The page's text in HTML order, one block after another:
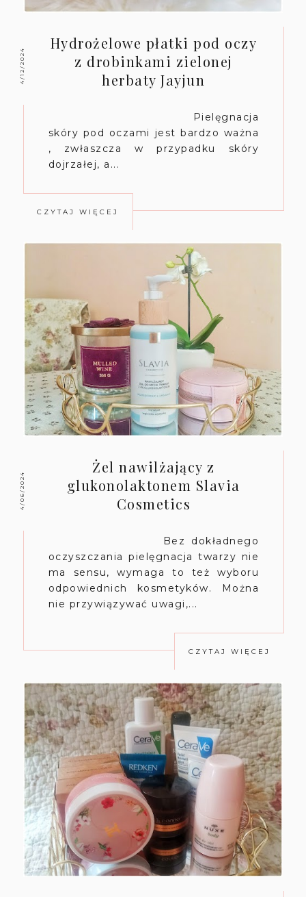
4/12/2024
Hydrożelowe płatki pod oczy
z drobinkami zielonej
herbaty Jayjun
Pielęgnacja
skóry pod oczami jest bardzo ważna
, zwłaszcza w przypadku skóry
dojrzałej, a...
CZYTAJ WIĘCEJ
4/06/2024
Żel nawilżający z
glukonolaktonem Slavia
Cosmetics
Bez dokładnego
oczyszczania pielęgnacja twarzy nie
ma sensu, wymaga to też wyboru
odpowiednich kosmetyków. Można
nie przywiązywać uwagi,...
CZYTAJ WIĘCEJ